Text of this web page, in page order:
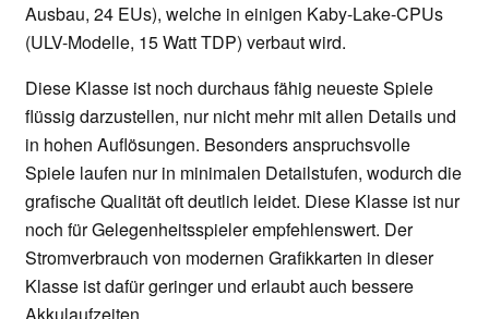
Ausbau, 24 EUs), welche in einigen Kaby-Lake-CPUs
(ULV-Modelle, 15 Watt TDP) verbaut wird.
Diese Klasse ist noch durchaus fähig neueste Spiele
flüssig darzustellen, nur nicht mehr mit allen Details und
in hohen Auflösungen. Besonders anspruchsvolle
Spiele laufen nur in minimalen Detailstufen, wodurch die
grafische Qualität oft deutlich leidet. Diese Klasse ist nur
noch für Gelegenheitsspieler empfehlenswert. Der
Stromverbrauch von modernen Grafikkarten in dieser
Klasse ist dafür geringer und erlaubt auch bessere